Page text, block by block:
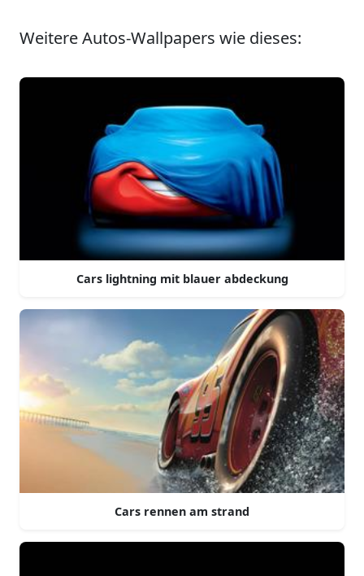
Weitere Autos-Wallpapers wie dieses:
Cars lightning mit blauer abdeckung
Cars rennen am strand